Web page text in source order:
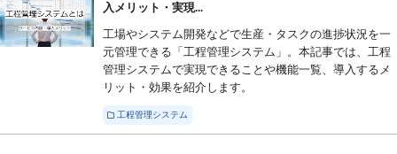
入メリット・実現...
工場やシステム開発などで生産・タスクの進捗状況を一
元管理できる「工程管理システム」。本記事では、工程
管理システムで実現できることや機能一覧、導入するメ
リット・効果を紹介します。
工程管理システム